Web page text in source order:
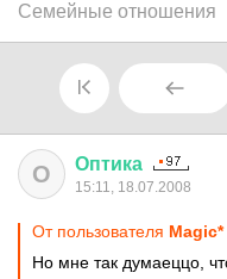
Семейные отношения
О Оптика
15:11, 18.07.2008
От пользователя Magic*
Но мне так думаеццо,